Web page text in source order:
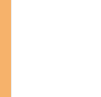
Chef catalão